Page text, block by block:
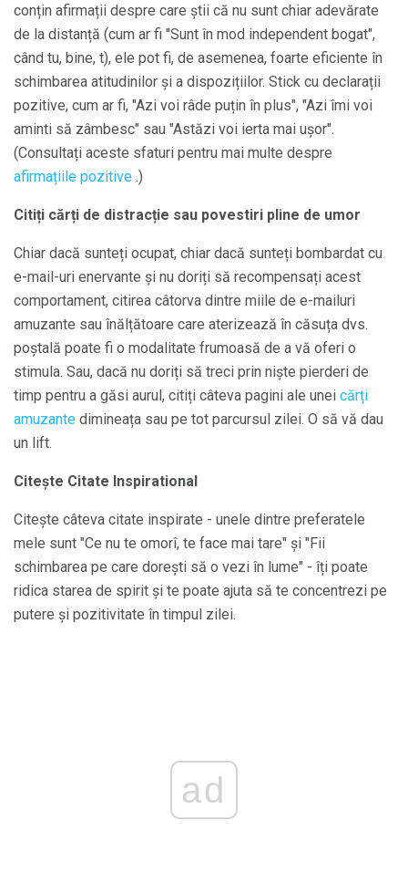
conțin afirmații despre care știi că nu sunt chiar adevărate
de la distanță (cum ar fi "Sunt în mod independent bogat",
când tu, bine, t), ele pot fi, de asemenea, foarte eficiente în
schimbarea atitudinilor și a dispozițiilor. Stick cu declarații
pozitive, cum ar fi, "Azi voi râde puțin în plus", "Azi îmi voi
aminti să zâmbesc" sau "Astăzi voi ierta mai ușor".
(Consultați aceste sfaturi pentru mai multe despre
afirmațiile pozitive .)
Citiți cărți de distracție sau povestiri pline de umor
Chiar dacă sunteți ocupat, chiar dacă sunteți bombardat cu
e-mail-uri enervante și nu doriți să recompensați acest
comportament, citirea câtorva dintre miile de e-mailuri
amuzante sau înălțătoare care aterizează în căsuța dvs.
poștală poate fi o modalitate frumoasă de a vă oferi o
stimula. Sau, dacă nu doriți să treci prin niște pierderi de
timp pentru a găsi aurul, citiți câteva pagini ale unei cărți
amuzante dimineața sau pe tot parcursul zilei. O să vă dau
un lift.
Citește Citate Inspirational
Citește câteva citate inspirate - unele dintre preferatele
mele sunt "Ce nu te omorî, te face mai tare" și "Fii
schimbarea pe care dorești să o vezi în lume" - îți poate
ridica starea de spirit și te poate ajuta să te concentrezi pe
putere și pozitivitate în timpul zilei.
ad